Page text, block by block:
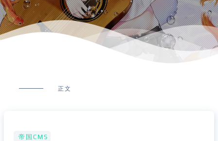
正文
帝国CMS